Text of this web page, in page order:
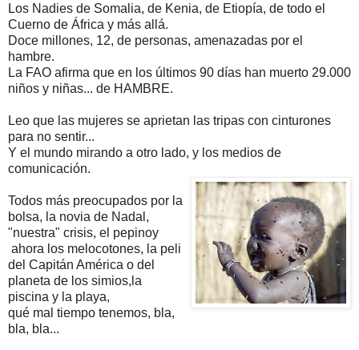
Los Nadies de Somalia, de Kenia, de Etiopía, de todo el
Cuerno de África y más allá.
Doce millones, 12, de personas, amenazadas por el
hambre.
La FAO afirma que en los últimos 90 días han muerto 29.000
niños y niñas... de HAMBRE.
Leo que las mujeres se aprietan las tripas con cinturones
para no sentir...
Y el mundo mirando a otro lado, y los medios de
comunicación.
Todos más preocupados por la
bolsa, la novia de Nadal,
"nuestra" crisis, el pepinoy
ahora los melocotones, la peli
del Capitán América o del
planeta de los simios,la
piscina y la playa,
qué mal tiempo tenemos, bla,
bla, bla...